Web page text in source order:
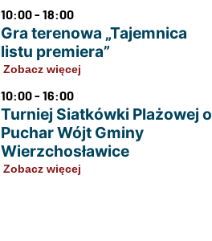
10:00 - 18:00
Gra terenowa „Tajemnica
listu premiera”
Zobacz więcej
10:00 - 16:00
Turniej Siatkówki Plażowej o
Puchar Wójt Gminy
Wierzchosławice
Zobacz więcej